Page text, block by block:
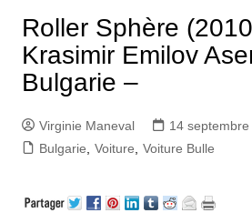
Roller Sphère
Krasimir Emilov
Bulgarie –
Virginie Maneval 14 septembre
Bulgarie
Voiture Voiture Bulle